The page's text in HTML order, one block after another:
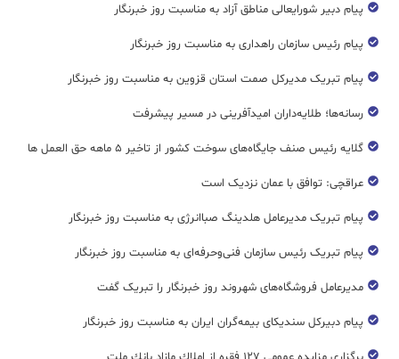
پیام دبیر شورایعالی مناطق آزاد به مناسبت روز خبرنگار
پیام رئیس سازمان راهداری به مناسبت روز خبرنگار
پیام تبریک مدیرکل صمت استان قزوین به مناسبت روز خبرنگار
رسانه‌ها؛ طلایه‌داران امیدآفرینی در مسیر پیشرفت
گلایه رئیس صنف جایگاه‌های سوخت کشور از تاخیر ۵ ماهه حق العمل ها
عراقچی: توافق با عمان نزدیک است
پیام تبریک مدیرعامل هلدینگ صباانرژی به مناسبت روز خبرنگار
پیام تبریک رئیس سازمان فنی‌و‌حرفه‌ای به مناسبت روز خبرنگار
مدیرعامل فروشگاه‌های شهروند روز خبرنگار را تبریک گفت
پیام دبیرکل سندیکای بیمه‌گران ایران به مناسبت روز خبرنگار